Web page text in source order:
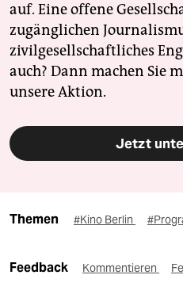
auf. Eine offene
zugänglichen
zivilgesellschaftliches
auch? Dann machen Sie
unsere Aktion.
Jetzt
Themen #Kino Berlin
Feedback Kommentieren